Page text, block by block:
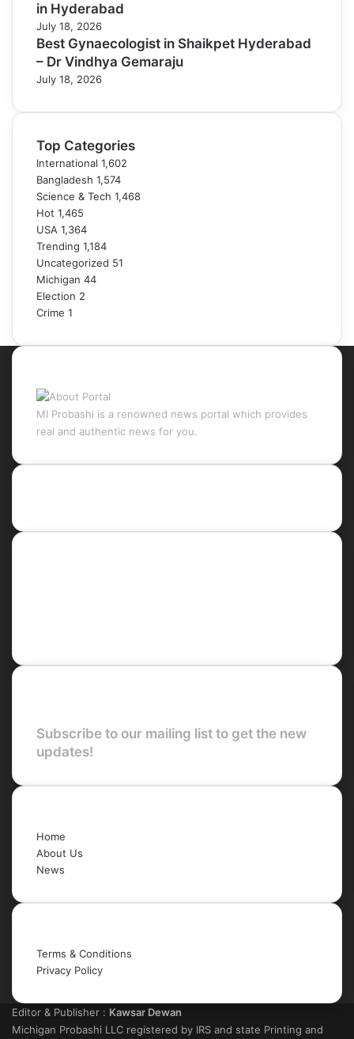
in Hyderabad
July 18, 2026
Best Gynaecologist in Shaikpet Hyderabad
– Dr Vindhya Gemaraju
July 18, 2026
Top Categories
International 1,602
Bangladesh 1,574
Science & Tech 1,468
Hot 1,465
USA 1,364
Trending 1,184
Uncategorized 51
Michigan 44
Election 2
Crime 1
MI Probashi is a renowned news portal which provides
real and authentic news for you.
Subscribe to our mailing list to get the new
updates!
Home
About Us
News
Terms & Conditions
Privacy Policy
Editor & Publisher : Kawsar Dewan
Michigan Probashi LLC registered by IRS and state Printing and